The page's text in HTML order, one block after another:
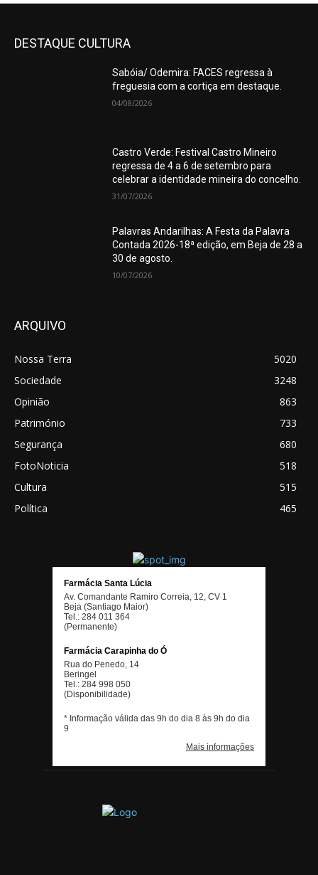
DESTAQUE CULTURA
Sabóia/ Odemira: FACES regressa à
freguesia com a cortiça em destaque.
04/08/2026
Castro Verde: Festival Castro Mineiro
regressa de 4 a 6 de setembro para
celebrar a identidade mineira do concelho.
31/07/2026
Palavras Andarilhas: A Festa da Palavra
Contada 2026-18ª edição, em Beja de 28 a
30 de agosto.
10/07/2026
ARQUIVO
Nossa Terra
5020
Sociedade
3248
Opinião
863
Património
733
Segurança
680
FotoNoticia
518
Cultura
515
Política
465